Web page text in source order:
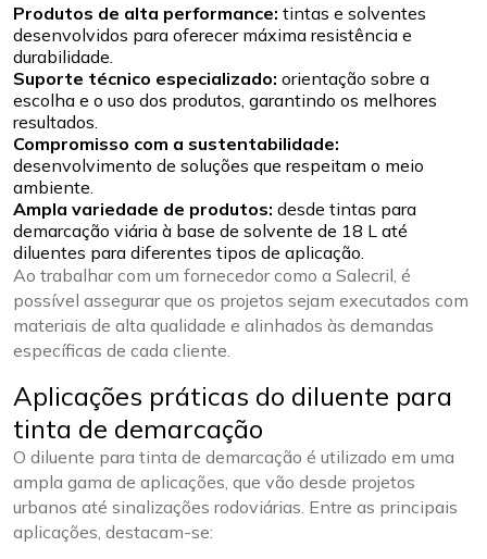
Produtos de alta performance: tintas e solventes
desenvolvidos para oferecer máxima resistência e
durabilidade.
Suporte técnico especializado: orientação sobre a
escolha e o uso dos produtos, garantindo os melhores
resultados.
Compromisso com a sustentabilidade:
desenvolvimento de soluções que respeitam o meio
ambiente.
Ampla variedade de produtos: desde tintas para
demarcação viária à base de solvente de 18 L até
diluentes para diferentes tipos de aplicação.
Ao trabalhar com um fornecedor como a Salecril, é
possível assegurar que os projetos sejam executados com
materiais de alta qualidade e alinhados às demandas
específicas de cada cliente.
Aplicações práticas do diluente para
tinta de demarcação
O diluente para tinta de demarcação é utilizado em uma
ampla gama de aplicações, que vão desde projetos
urbanos até sinalizações rodoviárias. Entre as principais
aplicações, destacam-se: